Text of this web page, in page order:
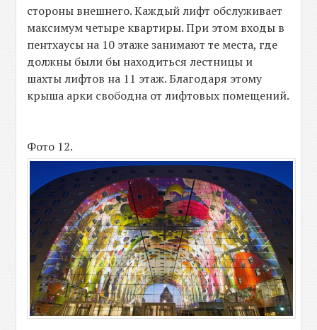
стороны внешнего. Каждый лифт обслуживает
максимум четыре квартиры. При этом входы в
пентхаусы на 10 этаже занимают те места, где
должны были бы находиться лестницы и
шахты лифтов на 11 этаж. Благодаря этому
крыша арки свободна от лифтовых помещений.
Фото 12.